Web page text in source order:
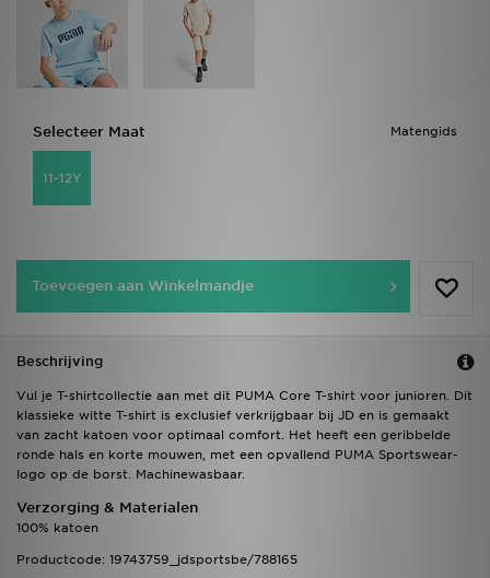
Matengids
Selecteer Maat
11-12Y
Toevoegen aan Winkelmandje
Beschrijving
Vul je T-shirtcollectie aan met dit PUMA Core T-shirt voor junioren. Dit
klassieke witte T-shirt is exclusief verkrijgbaar bij JD en is gemaakt
van zacht katoen voor optimaal comfort. Het heeft een geribbelde
ronde hals en korte mouwen, met een opvallend PUMA Sportswear-
logo op de borst. Machinewasbaar.
Verzorging & Materialen
100% katoen
Productcode: 19743759_jdsportsbe/788165